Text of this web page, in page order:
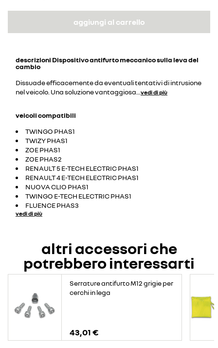
aggiungi al carrello
descrizioni Dispositivo antifurto meccanico sulla leva del
cambio
Dissuade efficacemente da eventuali tentativi di intrusione
nel veicolo. Una soluzione vantaggiosa
vedi di più
veicoli compatibili
TWINGO PHAS1
TWIZY PHAS1
ZOE PHAS1
ZOE PHAS2
RENAULT 5 E-TECH ELECTRIC PHAS1
RENAULT 4 E-TECH ELECTRIC PHAS1
NUOVA CLIO PHAS1
TWINGO E-TECH ELECTRIC PHAS1
FLUENCE PHAS3
vedi di più
altri accessori che
potrebbero interessarti
Serrature antifurto M12 grigie per
cerchi in lega
43,01 €